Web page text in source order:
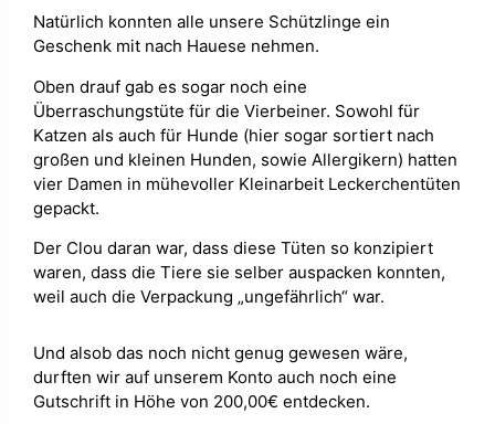
Natürlich konnten alle unsere Schützlinge ein
Geschenk mit nach Hauese nehmen.
Oben drauf gab es sogar noch eine
Überraschungstüte für die Vierbeiner. Sowohl für
Katzen als auch für Hunde (hier sogar sortiert nach
großen und kleinen Hunden, sowie Allergikern) hatten
vier Damen in mühevoller Kleinarbeit Leckerchentüten
gepackt.
Der Clou daran war, dass diese Tüten so konzipiert
waren, dass die Tiere sie selber auspacken konnten,
weil auch die Verpackung „ungefährlich“ war.
Und alsob das noch nicht genug gewesen wäre,
durften wir auf unserem Konto auch noch eine
Gutschrift in Höhe von 200,00€ entdecken.